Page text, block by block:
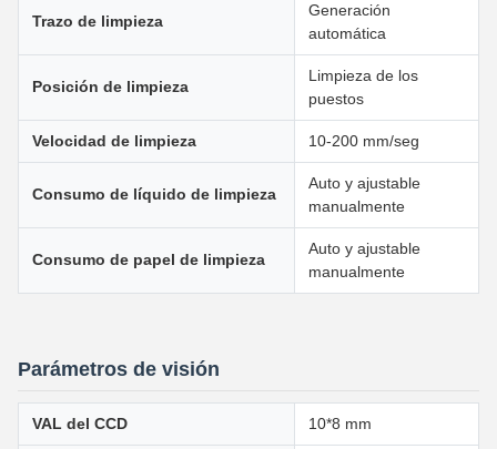
Trazo de limpieza
Generación
automática
Posición de limpieza
Limpieza de los
puestos
Velocidad de limpieza 10-200 mm/seg
Consumo de líquido de limpieza
Auto y ajustable
manualmente
Consumo de papel de limpieza
Auto y ajustable
manualmente
Parámetros de visión
VAL del CCD 10*8 mm